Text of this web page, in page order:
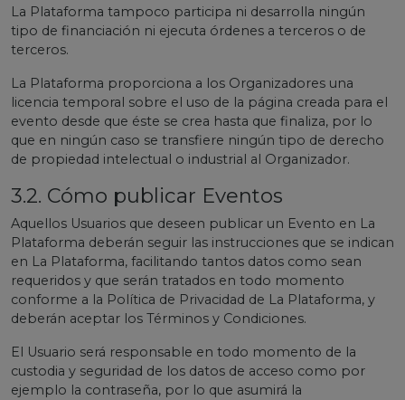
La Plataforma tampoco participa ni desarrolla ningún
tipo de financiación ni ejecuta órdenes a terceros o de
terceros.
La Plataforma proporciona a los Organizadores una
licencia temporal sobre el uso de la página creada para el
evento desde que éste se crea hasta que finaliza, por lo
que en ningún caso se transfiere ningún tipo de derecho
de propiedad intelectual o industrial al Organizador.
3.2. Cómo publicar Eventos
Aquellos Usuarios que deseen publicar un Evento en La
Plataforma deberán seguir las instrucciones que se indican
en La Plataforma, facilitando tantos datos como sean
requeridos y que serán tratados en todo momento
conforme a la Política de Privacidad de La Plataforma, y
deberán aceptar los Términos y Condiciones.
El Usuario será responsable en todo momento de la
custodia y seguridad de los datos de acceso como por
ejemplo la contraseña, por lo que asumirá la